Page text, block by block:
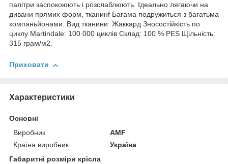
палітри заспокоюють і розслаблюють. Ідеально лягаючи на
дивани прямих форм, тканинf Багама подружиться з багатьма
компаньйонами. Вид тканини: Жаккард Зносостійкість по
циклу Martindale: 100 000 циклів Склад: 100 % PES Щільність:
315 грам/м2.
Приховати
Характеристики
Основні
Виробник
AMF
Країна виробник
Україна
Габаритні розміри крісла